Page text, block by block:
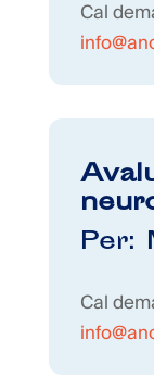
Cal
Per:
Cal